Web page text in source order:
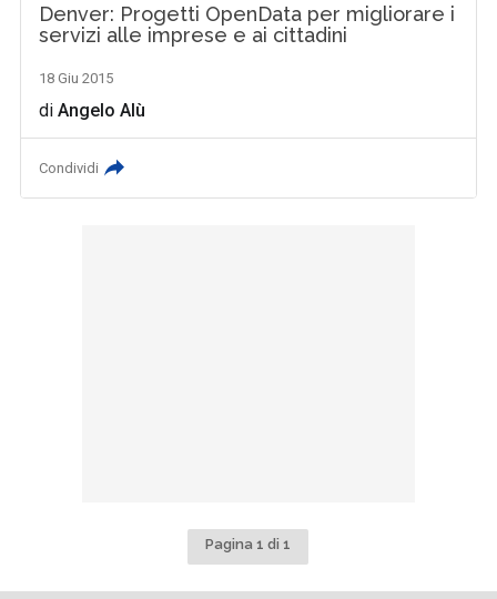
Denver: Progetti OpenData per migliorare i
servizi alle imprese e ai cittadini
18 Giu 2015
diAngelo Alù
Condividi
Pagina 1 di 1